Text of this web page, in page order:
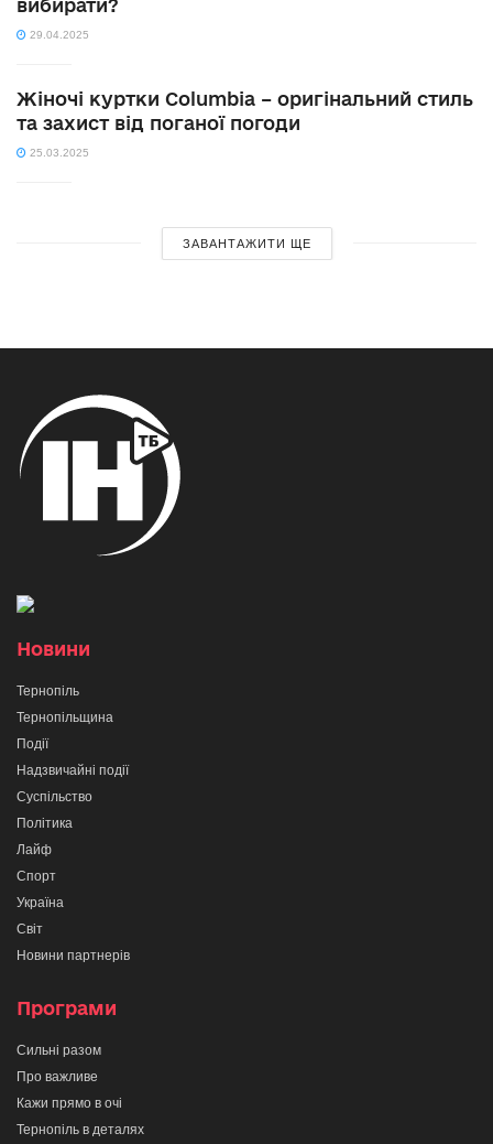
вибирати?
29.04.2025
Жіночі куртки Columbia – оригінальний стиль
та захист від поганої погоди
25.03.2025
ЗАВАНТАЖИТИ ЩЕ
Новини
Тернопіль
Тернопільщина
Події
Надзвичайні події
Суспільство
Політика
Лайф
Спорт
Україна
Світ
Новини партнерів
Програми
Сильні разом
Про важливе
Кажи прямо в очі
Тернопіль в деталях